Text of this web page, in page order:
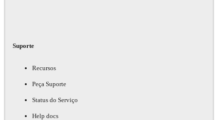
Suporte
Recursos
Peça Suporte
Status do Serviço
Help docs